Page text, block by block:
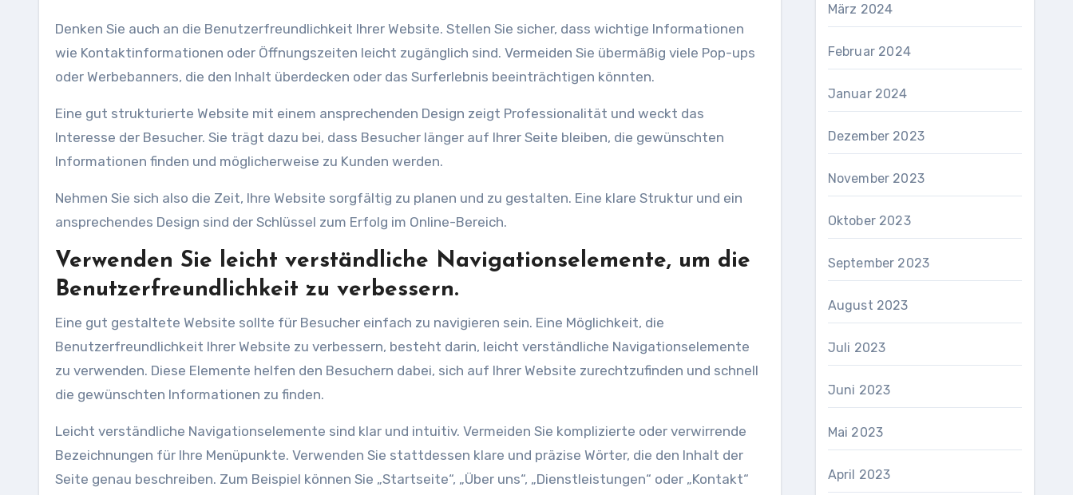
Denken Sie auch an die Benutzerfreundlichkeit Ihrer Website. Stellen Sie sicher, dass wichtige Informationen
wie Kontaktinformationen oder Öffnungszeiten leicht zugänglich sind. Vermeiden Sie übermäßig viele Pop-ups
oder Werbebanners, die den Inhalt überdecken oder das Surferlebnis beeinträchtigen könnten.
Eine gut strukturierte Website mit einem ansprechenden Design zeigt Professionalität und weckt das
Interesse der Besucher. Sie trägt dazu bei, dass Besucher länger auf Ihrer Seite bleiben, die gewünschten
Informationen finden und möglicherweise zu Kunden werden.
Nehmen Sie sich also die Zeit, Ihre Website sorgfältig zu planen und zu gestalten. Eine klare Struktur und ein
ansprechendes Design sind der Schlüssel zum Erfolg im Online-Bereich.
Verwenden Sie leicht verständliche Navigationselemente, um die
Benutzerfreundlichkeit zu verbessern.
Eine gut gestaltete Website sollte für Besucher einfach zu navigieren sein. Eine Möglichkeit, die
Benutzerfreundlichkeit Ihrer Website zu verbessern, besteht darin, leicht verständliche Navigationselemente
zu verwenden. Diese Elemente helfen den Besuchern dabei, sich auf Ihrer Website zurechtzufinden und schnell
die gewünschten Informationen zu finden.
Leicht verständliche Navigationselemente sind klar und intuitiv. Vermeiden Sie komplizierte oder verwirrende
Bezeichnungen für Ihre Menüpunkte. Verwenden Sie stattdessen klare und präzise Wörter, die den Inhalt der
Seite genau beschreiben. Zum Beispiel können Sie „Startseite“, „Über uns“, „Dienstleistungen“ oder „Kontakt“
März 2024
Februar 2024
Januar 2024
Dezember 2023
November 2023
Oktober 2023
September 2023
August 2023
Juli 2023
Juni 2023
Mai 2023
April 2023